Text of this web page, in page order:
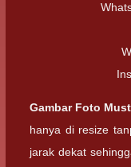
Gambar Foto
hanya di resize
jarak dekat